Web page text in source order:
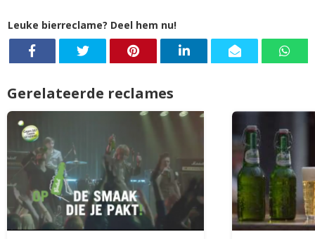
Leuke bierreclame? Deel hem nu!
Gerelateerde reclames